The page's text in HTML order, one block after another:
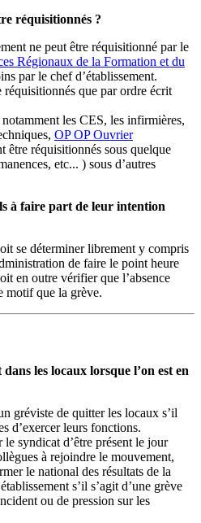
réquisitionnés ?
ne peut être réquisitionné par le
Régionaux de la Formation et du
par le chef d’établissement.
réquisitionnés que par ordre écrit
les CES, les infirmières,
OP OP Ouvrier
être réquisitionnés sous quelque
etc... ) sous d’autres
à faire part de leur intention
se déterminer librement y compris
de faire le point heure
en outre vérifier que l’absence
motif que la grève.
les locaux lorsque l’on est en
gréviste de quitter les locaux s’il
d’exercer leurs fonctions.
syndicat d’être présent le jour
à rejoindre le mouvement,
le national des résultats de la
s’il s’agit d’une grève
ou de pression sur les